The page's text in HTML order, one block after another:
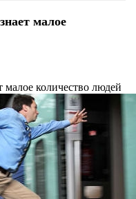
малое
малое количество людей